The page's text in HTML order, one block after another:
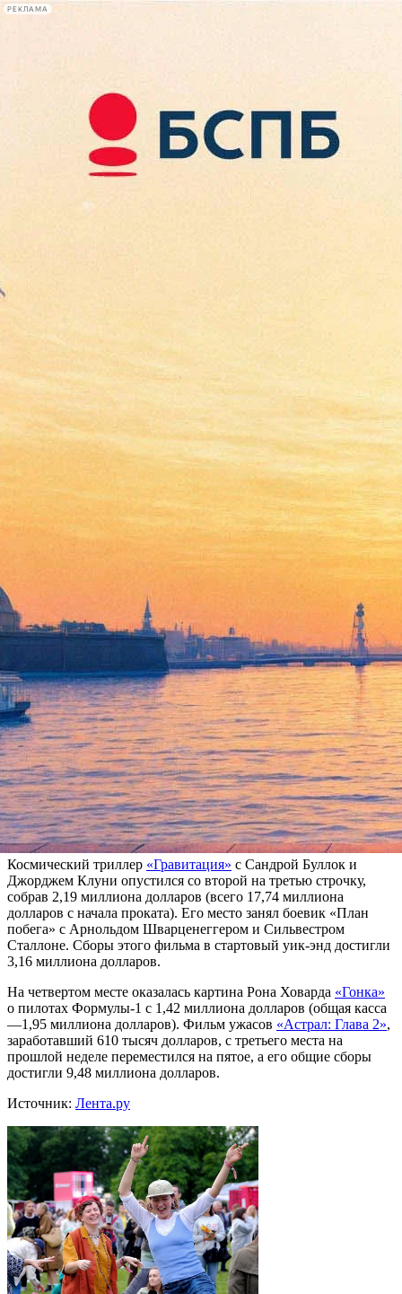
РЕКЛАМА
Сегодня:
2026.08.08
17:49
Афиша Plus
"Сталинград" удержал
лидерство в российском
кинопрокате
Версия для печати
Драма Федора Бондарчука«Сталинград»сохранила лидерство
в российском прокате, заработав за выходные 17-20 октября
11,75 миллиона долларов.
Общие сборы первой в истории российского кино картины в
формате IMAX 3D с начала проката составили 33,8 миллиона
долларов. Ранее сообщалось, что 10-13 октября «Сталинград»
установил абсолютный рекорд для сборов отечественной
картины в премьерные выходные. Картина, действие которой
разворачивается в 1942 году, вошла в список претендентов на
«Оскар» в номинации «Лучший фильм на иностранном
языке».
Космический триллер «Гравитация» с Сандрой Буллок и
Джорджем Клуни опустился со второй на третью строчку,
собрав 2,19 миллиона долларов (всего 17,74 миллиона
долларов с начала проката). Его место занял боевик «План
побега» с Арнольдом Шварценеггером и Сильвестром
Сталлоне. Сборы этого фильма в стартовый уик-энд достигли
3,16 миллиона долларов.
На четвертом месте оказалась картина Рона Ховарда «Гонка»
о пилотах Формулы-1 с 1,42 миллиона долларов (общая касса
—1,95 миллиона долларов). Фильм ужасов «Астрал: Глава 2»,
заработавший 610 тысяч долларов, с третьего места на
прошлой неделе переместился на пятое, а его общие сборы
достигли 9,48 миллиона долларов.
Источник: Лента.ру